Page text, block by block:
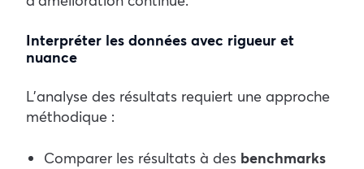
Interpréter les données avec rigueur et
nuance
L’analyse des résultats requiert une approche
méthodique :
Comparer les résultats à des benchmarks